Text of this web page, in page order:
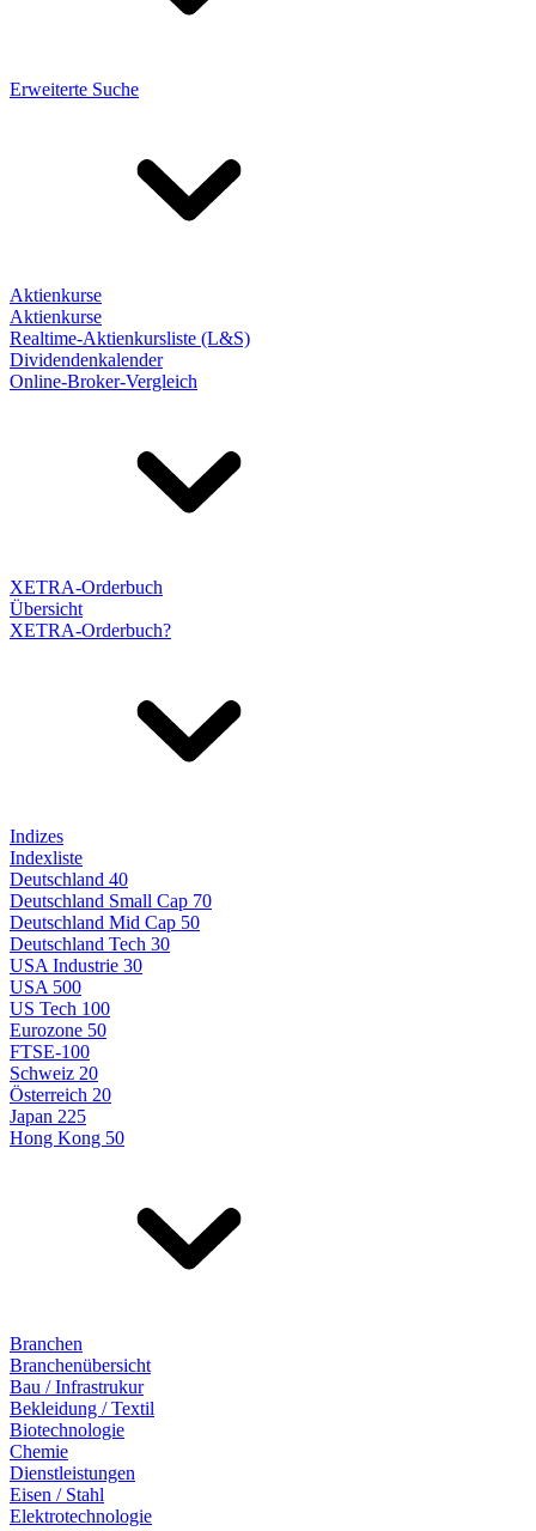
Erweiterte Suche
Aktienkurse
Aktienkurse
Realtime-Aktienkursliste (L&S)
Dividendenkalender
Online-Broker-Vergleich
XETRA-Orderbuch
Übersicht
XETRA-Orderbuch?
Indizes
Indexliste
Deutschland 40
Deutschland Small Cap 70
Deutschland Mid Cap 50
Deutschland Tech 30
USA Industrie 30
USA 500
US Tech 100
Eurozone 50
FTSE-100
Schweiz 20
Österreich 20
Japan 225
Hong Kong 50
Branchen
Branchenübersicht
Bau / Infrastrukur
Bekleidung / Textil
Biotechnologie
Chemie
Dienstleistungen
Eisen / Stahl
Elektrotechnologie